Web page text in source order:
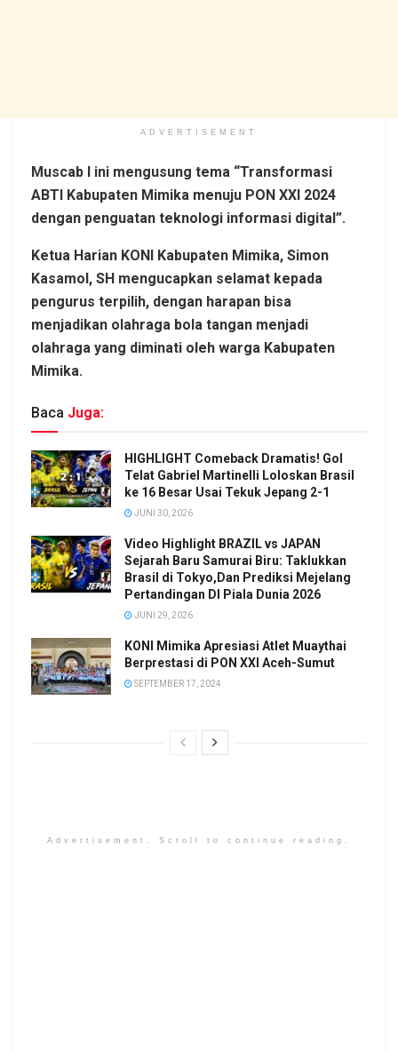
ADVERTISEMENT
Muscab I ini mengusung tema “Transformasi
ABTI Kabupaten Mimika menuju PON XXI 2024
dengan penguatan teknologi informasi digital”.
Ketua Harian KONI Kabupaten Mimika, Simon
Kasamol, SH mengucapkan selamat kepada
pengurus terpilih, dengan harapan bisa
menjadikan olahraga bola tangan menjadi
olahraga yang diminati oleh warga Kabupaten
Mimika.
Baca Juga:
HIGHLIGHT Comeback Dramatis! Gol
Telat Gabriel Martinelli Loloskan Brasil
ke 16 Besar Usai Tekuk Jepang 2-1
JUNI 30, 2026
Video Highlight BRAZIL vs JAPAN
Sejarah Baru Samurai Biru: Taklukkan
Brasil di Tokyo,Dan Prediksi Mejelang
Pertandingan DI Piala Dunia 2026
JUNI 29, 2026
KONI Mimika Apresiasi Atlet Muaythai
Berprestasi di PON XXI Aceh-Sumut
SEPTEMBER 17, 2024
Advertisement. Scroll to continue reading.